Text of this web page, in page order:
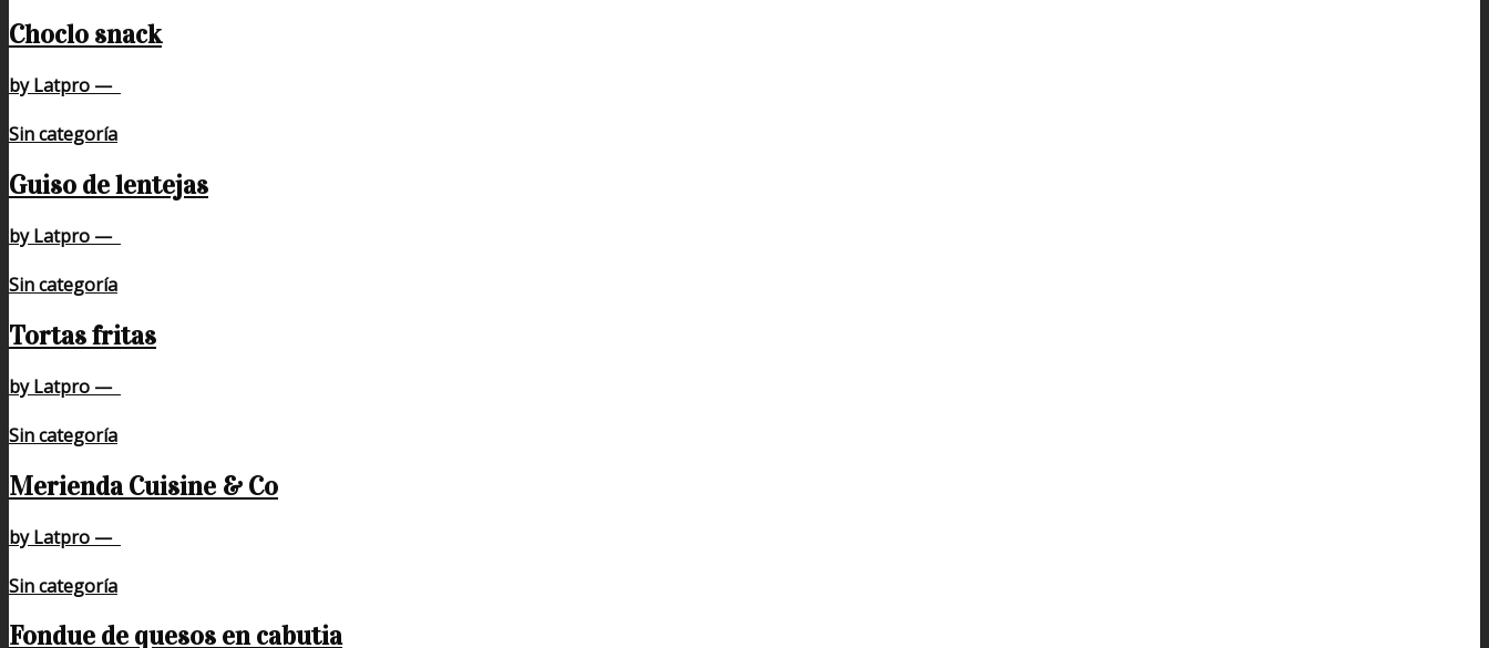
Choclo snack
by Latpro —
Sin categoría
Guiso de lentejas
by Latpro —
Sin categoría
Tortas fritas
by Latpro —
Sin categoría
Merienda Cuisine & Co
by Latpro —
Sin categoría
Fondue de quesos en cabutia